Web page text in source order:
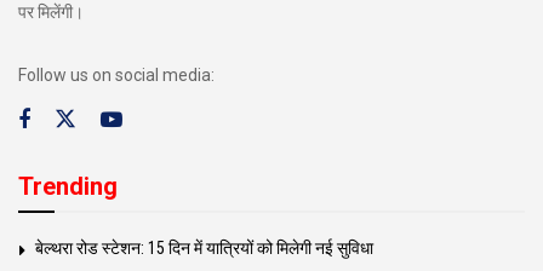
पर मिलेंगी।
Follow us on social media:
Trending
बेल्थरा रोड स्टेशन: 15 दिन में यात्रियों को मिलेगी नई सुविधा